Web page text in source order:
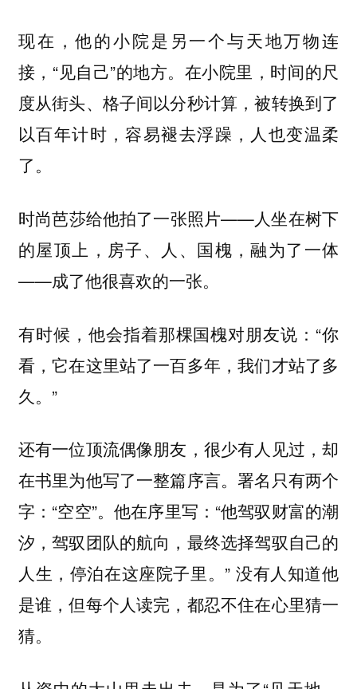
现在，他的小院是另一个与天地万物连
接，“见自己”的地方。在小院里，时间的尺
度从街头、格子间以分秒计算，被转换到了
以百年计时，容易褪去浮躁，人也变温柔
了。
时尚芭莎给他拍了一张照片——人坐在树下
的屋顶上，房子、人、国槐，融为了一体
——成了他很喜欢的一张。
有时候，他会指着那棵国槐对朋友说：“你
看，它在这里站了一百多年，我们才站了多
久。”
还有一位顶流偶像朋友，很少有人见过，却
在书里为他写了一整篇序言。署名只有两个
字：“空空”。他在序里写：“他驾驭财富的潮
汐，驾驭团队的航向，最终选择驾驭自己的
人生，停泊在这座院子里。” 没有人知道他
是谁，但每个人读完，都忍不住在心里猜一
猜。